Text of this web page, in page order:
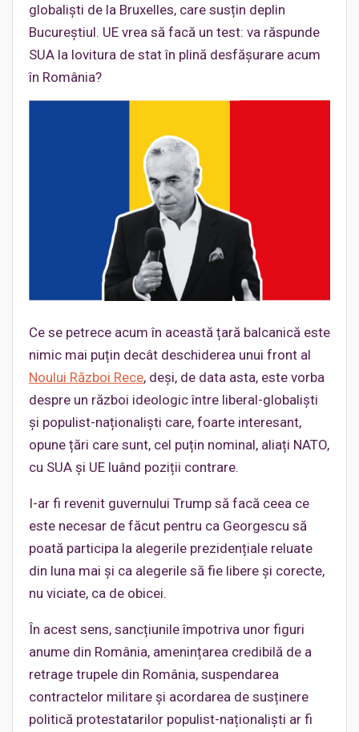
globaliști de la Bruxelles, care susțin deplin
Bucureștiul. UE vrea să facă un test: va răspunde
SUA la lovitura de stat în plină desfășurare acum
în România?
Ce se petrece acum în această țară balcanică este
nimic mai puțin decât deschiderea unui front al
Noului Război Rece, deși, de data asta, este vorba
despre un război ideologic între liberal-globaliști
și populist-naționaliști care, foarte interesant,
opune țări care sunt, cel puțin nominal, aliați NATO,
cu SUA și UE luând poziții contrare.
I-ar fi revenit guvernului Trump să facă ceea ce
este necesar de făcut pentru ca Georgescu să
poată participa la alegerile prezidențiale reluate
din luna mai și ca alegerile să fie libere și corecte,
nu viciate, ca de obicei.
În acest sens, sancțiunile împotriva unor figuri
anume din România, amenințarea credibilă de a
retrage trupele din România, suspendarea
contractelor militare și acordarea de susținere
politică protestatarilor populist-naționaliști ar fi